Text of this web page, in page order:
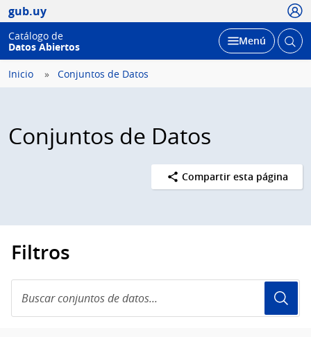
gub.uy
Catálogo de
Datos Abiertos
Desplegar
Menú Abrir
Inicio Conjuntos de Datos
Conjuntos de Datos
Compartir esta página
Filtros
conjuntos
de